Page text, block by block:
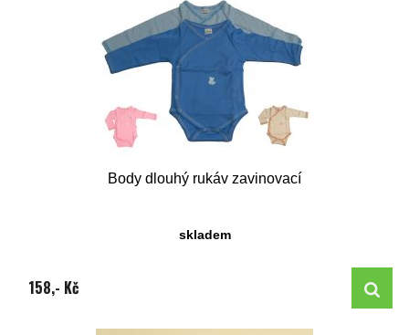
Body dlouhý rukáv zavinovací
skladem
158,- Kč